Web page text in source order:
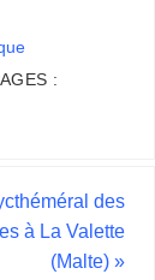
:
des
à La Valette
(Malte) »